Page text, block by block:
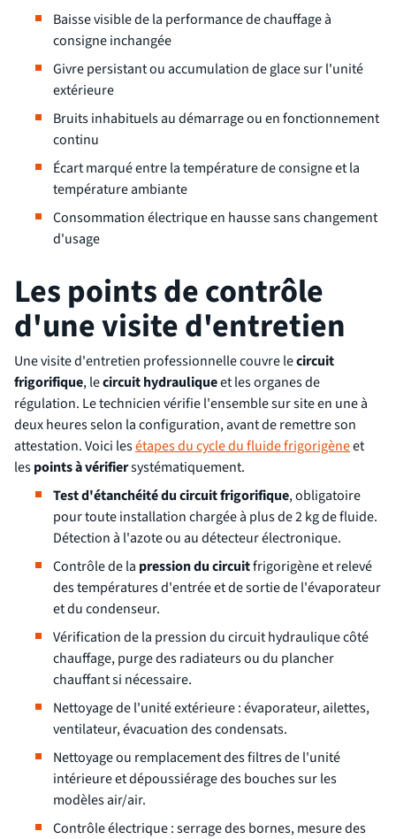
Baisse visible de la performance de chauffage à
consigne inchangée
Givre persistant ou accumulation de glace sur l'unité
extérieure
Bruits inhabituels au démarrage ou en fonctionnement
continu
Écart marqué entre la température de consigne et la
température ambiante
Consommation électrique en hausse sans changement
d'usage
Les points de contrôle
d'une visite d'entretien
Une visite d'entretien professionnelle couvre lecircuit
frigorifique, lecircuit hydrauliqueet les organes de
régulation. Le technicien vérifie l'ensemble sur site en une à
deux heures selon la configuration, avant de remettre son
attestation. Voici lesétapes du cycle du fluide frigorigèneet
lespoints à vérifiersystématiquement.
Test d'étanchéité du circuit frigorifique, obligatoire
pour toute installation chargée à plus de 2 kg de fluide.
Détection à l'azote ou au détecteur électronique.
Contrôle de la pression du circuitfrigorigène et relevé
des températures d'entrée et de sortie de l'évaporateur
et du condenseur.
Vérification de la pression du circuit hydraulique côté
chauffage, purge des radiateurs ou du plancher
chauffant si nécessaire.
Nettoyage de l'unité extérieure : évaporateur, ailettes,
ventilateur, évacuation des condensats.
Nettoyage ou remplacement des filtres de l'unité
intérieure et dépoussiérage des bouches sur les
modèles air/air.
Contrôle électrique : serrage des bornes, mesure des